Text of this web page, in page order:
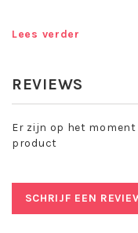
product om een
Het potlood heeft een
nauwkeurig en
Toepassing
Lees verder
REVIEWS
Er zijn op het
product
SCHRIJF EEN